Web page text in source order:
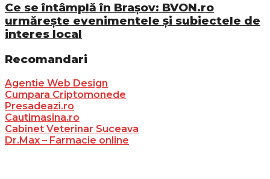
Ce se întâmplă în Brașov: BVON.ro
urmărește evenimentele și subiectele de
interes local
Recomandari
Agentie Web Design
Cumpara Criptomonede
Presadeazi.ro
Cautimasina.ro
Cabinet Veterinar Suceava
Dr.Max – Farmacie online